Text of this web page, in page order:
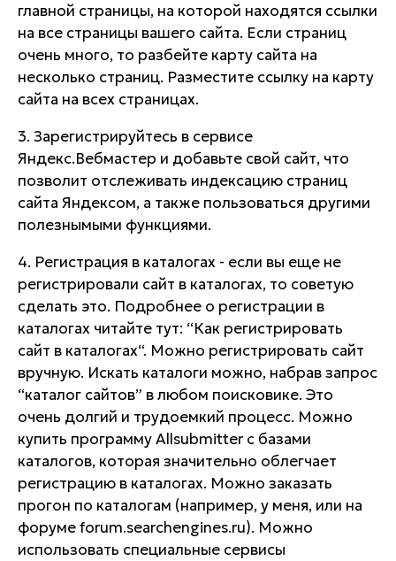
главной страницы, на которой находятся ссылки
на все страницы вашего сайта. Если страниц
очень много, то разбейте карту сайта на
несколько страниц. Разместите ссылку на карту
сайта на всех страницах.
3. Зарегистрируйтесь в сервисе
Яндекс.Вебмастер и добавьте свой сайт, что
позволит отслеживать индексацию страниц
сайта Яндексом, а также пользоваться другими
полезнымыми функциями.
4. Регистрация в каталогах - если вы еще не
регистрировали сайт в каталогах, то советую
сделать это. Подробнее о регистрации в
каталогах читайте тут: “Как регистрировать
сайт в каталогах“. Можно регистрировать сайт
вручную. Искать каталоги можно, набрав запрос
“каталог сайтов” в любом поисковике. Это
очень долгий и трудоемкий процесс. Можно
купить программу Allsubmitter с базами
каталогов, которая значительно облегчает
регистрацию в каталогах. Можно заказать
прогон по каталогам (например, у меня, или на
форуме forum.searchengines.ru). Можно
использовать специальные сервисы